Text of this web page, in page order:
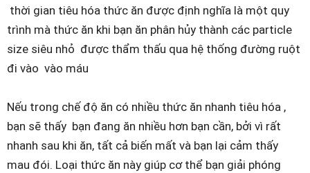
thời gian tiêu hóa thức ăn được định nghĩa là một quy
trình mà thức ăn khi bạn ăn phân hủy thành các particle
size siêu nhỏ được thẩm thấu qua hệ thống đường ruột
đi vào vào máu
Nếu trong chế độ ăn có nhiều thức ăn nhanh tiêu hóa ,
bạn sẽ thấy bạn đang ăn nhiều hơn bạn cần, bởi vì rất
nhanh sau khi ăn, tất cả biến mất và bạn lại cảm thấy
mau đói. Loại thức ăn này giúp cơ thể bạn giải phóng